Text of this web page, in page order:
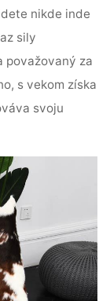
nikde inde
sily
považovaný za
s vekom získa
svoju